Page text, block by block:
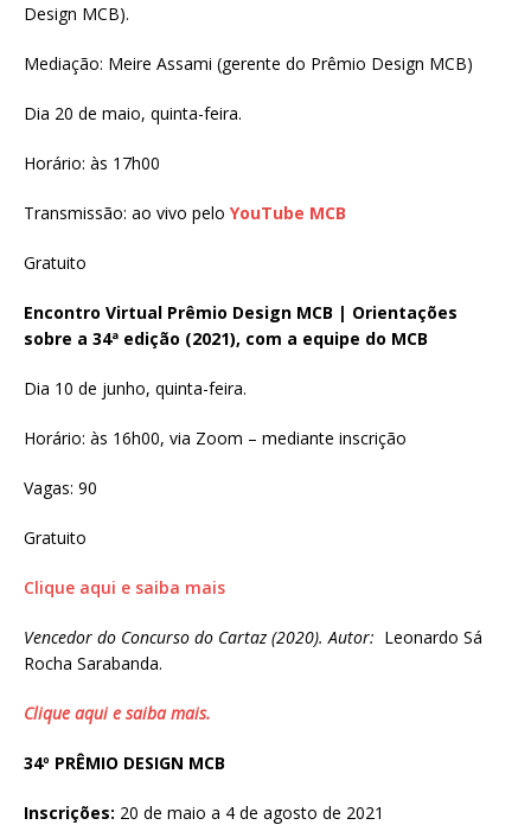
Design MCB).
Mediação: Meire Assami (gerente do Prêmio Design MCB)
Dia 20 de maio, quinta-feira.
Horário: às 17h00
Transmissão: ao vivo pelo YouTube MCB
Gratuito
Encontro Virtual Prêmio Design MCB | Orientações
sobre a 34ª edição (2021), com a equipe do MCB
Dia 10 de junho, quinta-feira.
Horário: às 16h00, via Zoom – mediante inscrição
Vagas: 90
Gratuito
Clique aqui e saiba mais
Vencedor do Concurso do Cartaz (2020). Autor: Leonardo Sá
Rocha Sarabanda.
Clique aqui e saiba mais.
34º PRÊMIO DESIGN MCB
Inscrições: 20 de maio a 4 de agosto de 2021